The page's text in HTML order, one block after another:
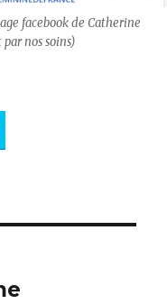
facebook de Catherine
nos soins)